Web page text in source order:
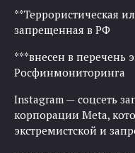
**Террористическая
запрещенная в РФ
***внесен в перечень
Росфинмониторинга
Instagram — соцсеть
корпорации Meta,
экстремистской и